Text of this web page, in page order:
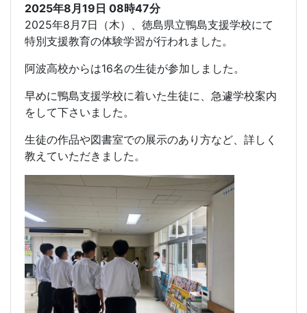
2025年8月19日 08時47分
2025年8月7日（木）、徳島県立鴨島支援学校にて
特別支援教育の体験学習が行われました。
阿波高校からは16名の生徒が参加しました。
早めに鴨島支援学校に着いた生徒に、急遽学校案内
をして下さいました。
生徒の作品や図書室での展示のあり方など、詳しく
教えていただきました。